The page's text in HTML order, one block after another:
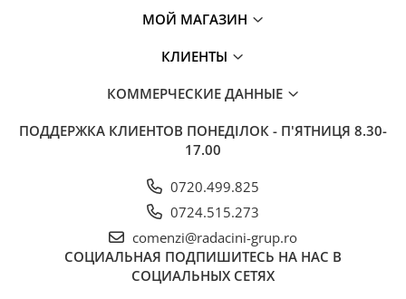
МОЙ МАГАЗИН
КЛИЕНТЫ
КОММЕРЧЕСКИЕ ДАННЫЕ
ПОДДЕРЖКА КЛИЕНТОВ ПОНЕДІЛОК - П'ЯТНИЦЯ 8.30-
17.00
0720.499.825
0724.515.273
comenzi@radacini-grup.ro
СОЦИАЛЬНАЯ ПОДПИШИТЕСЬ НА НАС В
СОЦИАЛЬНЫХ СЕТЯХ